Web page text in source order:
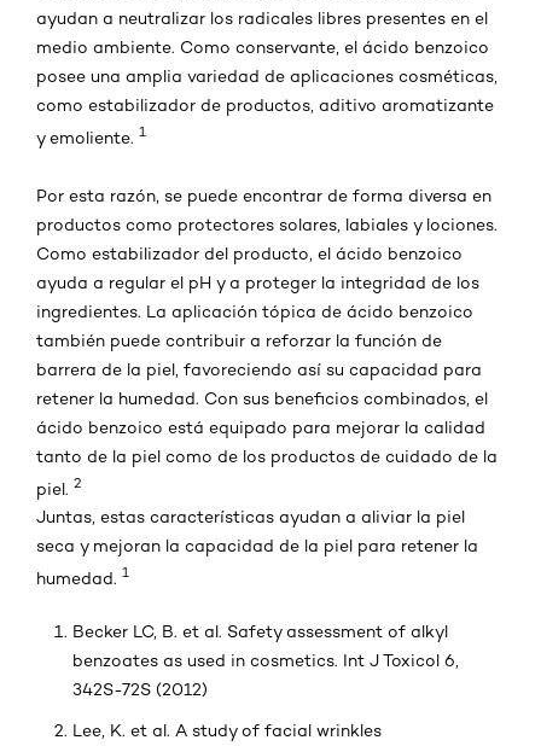
ayudan a neutralizar los radicales libres presentes en el
medio ambiente. Como conservante, el ácido benzoico
posee una amplia variedad de aplicaciones cosméticas,
como estabilizador de productos, aditivo aromatizante
y emoliente. 1
Por esta razón, se puede encontrar de forma diversa en
productos como protectores solares, labiales y lociones.
Como estabilizador del producto, el ácido benzoico
ayuda a regular el pH y a proteger la integridad de los
ingredientes. La aplicación tópica de ácido benzoico
también puede contribuir a reforzar la función de
barrera de la piel, favoreciendo así su capacidad para
retener la humedad. Con sus beneficios combinados, el
ácido benzoico está equipado para mejorar la calidad
tanto de la piel como de los productos de cuidado de la
piel. 2
Juntas, estas características ayudan a aliviar la piel
seca y mejoran la capacidad de la piel para retener la
humedad. 1
Becker LC, B. et al. Safety assessment of alkyl
benzoates as used in cosmetics. Int J Toxicol 6,
342S-72S (2012)
Lee, K. et al. A study of facial wrinkles